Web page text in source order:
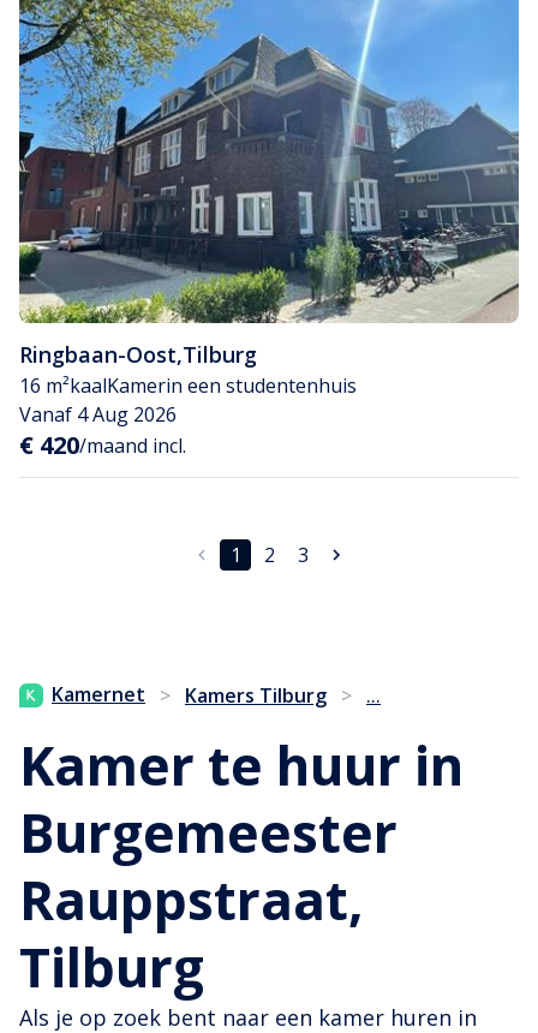
Ringbaan-Oost,Tilburg
16 m²kaalKamerin een studentenhuis
Vanaf 4 Aug 2026
€ 420/maand incl.
1 2 3
Kamernet > Kamers Tilburg > ...
Kamer te huur in
Burgemeester
Rauppstraat,
Tilburg
Als je op zoek bent naar een kamer huren in